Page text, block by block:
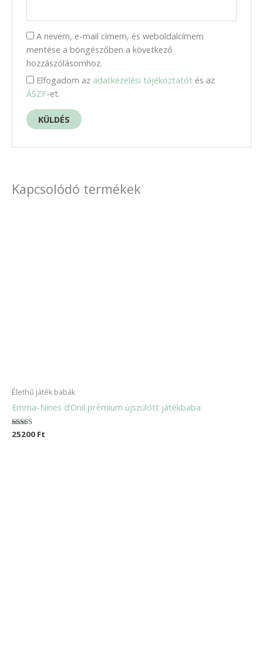
A nevem, e-mail címem, és weboldalcímem
mentése a böngészőben a következő
hozzászólásomhoz.
Elfogadom az adatkezelési tájékoztatót és az
ÁSZF-et.
Kapcsolódó termékek
Élethű játék babák
Emma-Nines d’Onil prémium újszülött játékbaba
Értékelés:
5.00
25200 Ft